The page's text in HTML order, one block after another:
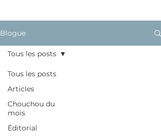
Blogue
Tous les posts
Articles
Chouchou du
mois
Éditorial
Tous les posts